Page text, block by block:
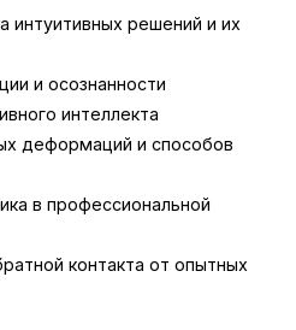
интуитивных решений и их
и осознанности
интеллекта
деформаций и способов
в профессиональной
контакта от опытных